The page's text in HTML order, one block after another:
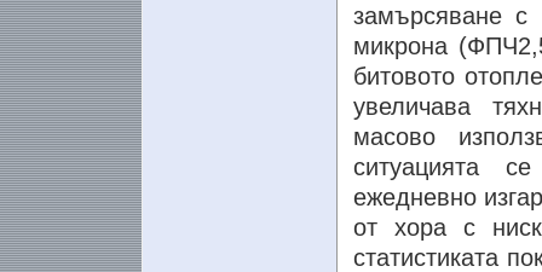
замърсяване
микрона
битовото
увеличава
масово
ситуацията
ежедневно
от хора с
статистиката